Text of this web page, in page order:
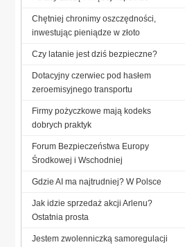
Chętniej chronimy oszczędności,
inwestując pieniądze w złoto
Czy latanie jest dziś bezpieczne?
Dotacyjny czerwiec pod hasłem
zeroemisyjnego transportu
Firmy pożyczkowe mają kodeks
dobrych praktyk
Forum Bezpieczeństwa Europy
Środkowej i Wschodniej
Gdzie AI ma najtrudniej? W Polsce
Jak idzie sprzedaż akcji Arlenu?
Ostatnia prosta
Jestem zwolenniczką samoregulacji